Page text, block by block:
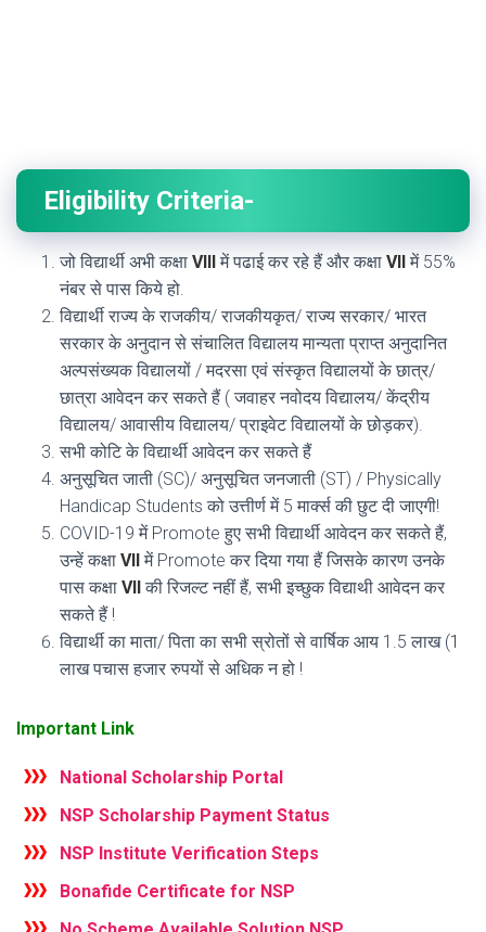
Eligibility Criteria-
जो विद्यार्थी अभी कक्षा VIII में पढाई कर रहे हैं और कक्षा VII में 55%
नंबर से पास किये हो.
विद्यार्थी राज्य के राजकीय/ राजकीयकृत/ राज्य सरकार/ भारत
सरकार के अनुदान से संचालित विद्यालय मान्यता प्राप्त अनुदानित
अल्पसंख्यक विद्यालयों / मदरसा एवं संस्कृत विद्यालयों के छात्र/
छात्रा आवेदन कर सकते हैं ( जवाहर नवोदय विद्यालय/केंद्रीय
विद्यालय/ आवासीय विद्यालय/ प्राइवेट विद्यालयों के छोड़कर).
सभी कोटि के विद्यार्थी आवेदन कर सकते हैं
अनुसूचित जाती (SC)/ अनुसूचित जनजाती (ST) / Physically
Handicap Students को उत्तीर्ण में 5 मार्क्स की छुट दी जाएगी!
COV D-19 में Promote हुए सभी विद्यार्थी आवेदन कर सकते हैं,
उन्हें कक्षा VII में Promote कर दिया गया हैं जिसके कारण उनके
पास कक्षा VII की रिजल्ट नहीं हैं, सभी इच्छुक विद्याथी आवेदन कर
सकते हैं !
विद्यार्थी का माता/ पिता का सभी स्रोतों से वार्षिक आय 1.5 लाख (1
लाख पचास हजार रुपयों से अधिक न हो !
Important Link
National Scholarship Portal
NSP Scholarship Payment Status
NSP Institute Verification Steps
Bonafide Certificate for NSP